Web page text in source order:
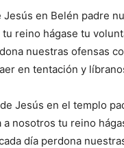
en Belén padre
reino hágase tu
nuestras ofensas
en tentación y
Jesús en el templo
nosotros tu reino
día perdona